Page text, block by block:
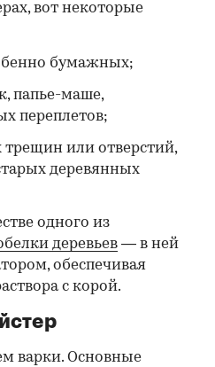
вот некоторые
бумажных;
папье-маше,
переплетов;
трещин или отверстий,
деревянных
одного из
деревьев — в ней
обеспечивая
с корой.
варки. Основные